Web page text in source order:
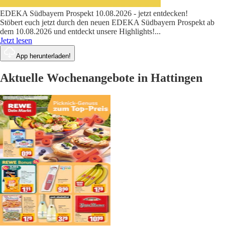
EDEKA Südbayern Prospekt 10.08.2026 - jetzt entdecken!
Stöbert euch jetzt durch den neuen EDEKA Südbayern Prospekt ab
dem 10.08.2026 und entdeckt unsere Highlights!...
Jetzt lesen
App herunterladen!
Aktuelle Wochenangebote in Hattingen